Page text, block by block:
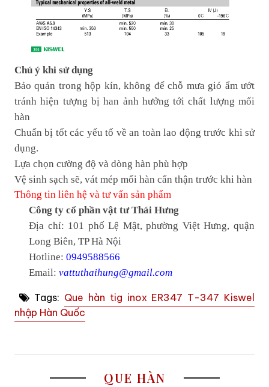
Chú ý khi sử dụng
Bảo quản trong hộp kín, không để chỗ mưa gió ẩm ướt
tránh hiện tượng bị han ảnh hưởng tới chất lượng mối
hàn
Chuẩn bị tốt các yếu tố về an toàn lao động trước khi sử
dụng.
Lựa chọn cường độ và dòng hàn phù hợp
Vệ sinh sạch sẽ, vát mép mối hàn cẩn thận trước khi hàn
Thông tin liên hệ và tư vấn sản phẩm
Công ty cổ phần vật tư Thái Hưng
Địa chỉ: 101 phố Lệ Mật, phường Việt Hưng, quận
Long Biên, TP Hà Nội
Hotline: 0949588566
Email: vattuthaihung@gmail.com
Tags: Que hàn tig inox ER347 T-347 Kiswel
nhập Hàn Quốc
QUE HÀN